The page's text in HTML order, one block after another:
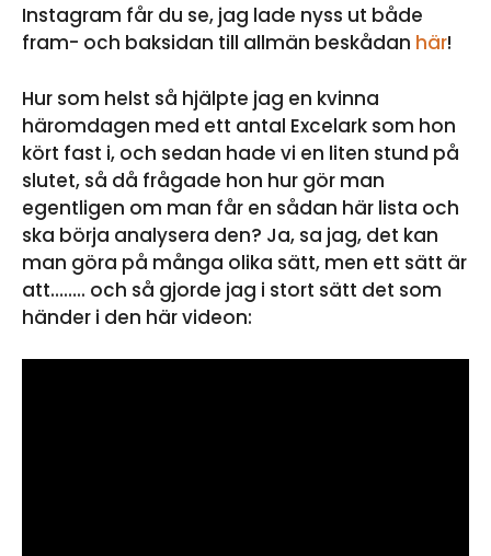
Instagram får du se, jag lade nyss ut både
fram- och baksidan till allmän beskådan här!
Hur som helst så hjälpte jag en kvinna
häromdagen med ett antal Excelark som hon
kört fast i, och sedan hade vi en liten stund på
slutet, så då frågade hon hur gör man
egentligen om man får en sådan här lista och
ska börja analysera den? Ja, sa jag, det kan
man göra på många olika sätt, men ett sätt är
att…….. och så gjorde jag i stort sätt det som
händer i den här videon: